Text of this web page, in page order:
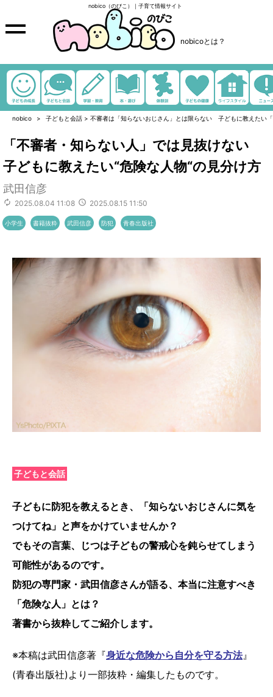
nobico（のびこ）｜子育て情報サイト
nobicoとは？
nobico 子どもと会話 > 不審者は「知らないおじさん」とは限らない 子どもに教えたい
「不審者・知らない人」では見抜けない
子どもに教えたい“危険な人物“の見分け方
武田信彦
2025.08.04 11:08 2025.08.15 11:50
小学生 書籍抜粋 武田信彦 防犯 青春出版社
子どもと会話
子どもに防犯を教えるとき、「知らないおじさんに気を
つけてね」と声をかけていませんか？
でもその言葉、じつは子どもの警戒心を鈍らせてしまう
可能性があるのです。
防犯の専門家・武田信彦さんが語る、本当に注意すべき
「危険な人」とは？
著書から抜粋してご紹介します。
※本稿は武田信彦著『身近な危険から自分を守る方法』
(青春出版社)より一部抜粋・編集したものです。